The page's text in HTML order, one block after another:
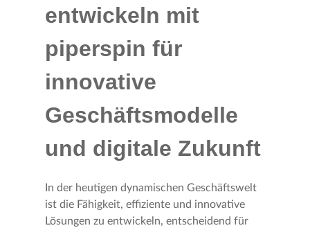
entwickeln mit
piperspin für
innovative
Geschäftsmodelle
und digitale Zukunft
In der heutigen dynamischen Geschäftswelt
ist die Fähigkeit, effiziente und innovative
Lösungen zu entwickeln, entscheidend für